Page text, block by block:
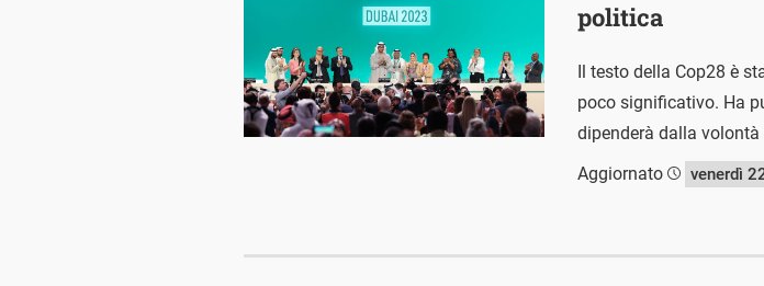
politica
Il testo della Cop28 è
poco significativo. Ha
dipenderà dalla
Aggiornato
venerdì